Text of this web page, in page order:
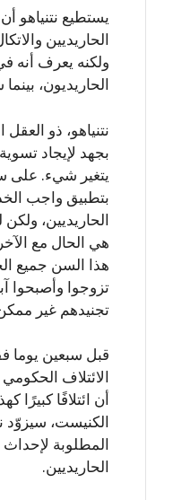
يستطيع نتنياهو
الحاريديين
ولكنه يعرف أنه
الحاريديون،
نتنياهو، ذو
بجهد لإيجاد
يتغير شيء. على
بتطبيق واجب
هذا السن جميع
تزوجوا وأصبحوا
تجنيدهم غير
قبل سبعين يوما
الائتلاف
الكنيست، سيزوّد
المطلوبة
الحاريديين.